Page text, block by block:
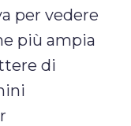
per vedere
più ampia
di